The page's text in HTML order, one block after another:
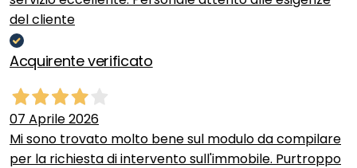
del cliente
Acquirente verificato
07 Aprile 2026
Mi sono trovato molto bene sul modulo da compilare
per la richiesta di intervento sull'immobile. Purtroppo